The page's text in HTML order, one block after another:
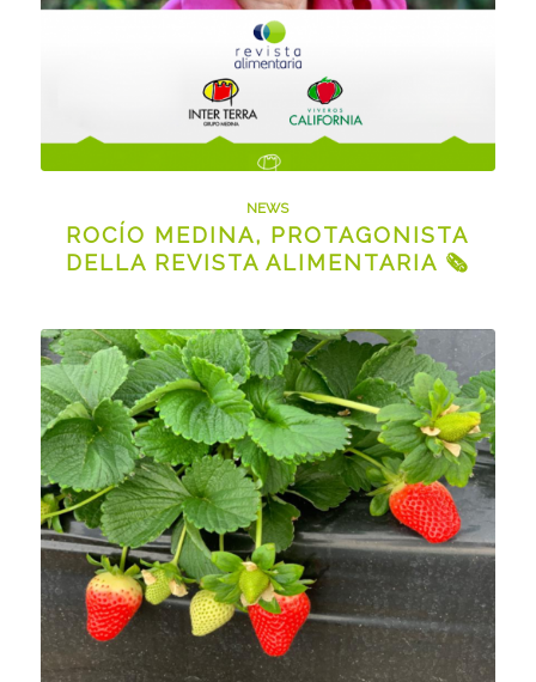
NEWS
ROCÍO MEDINA, PROTAGONISTA
DELLA REVISTA ALIMENTARIA 🗞